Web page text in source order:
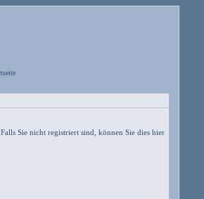
Falls Sie nicht registriert sind, können Sie dies hier